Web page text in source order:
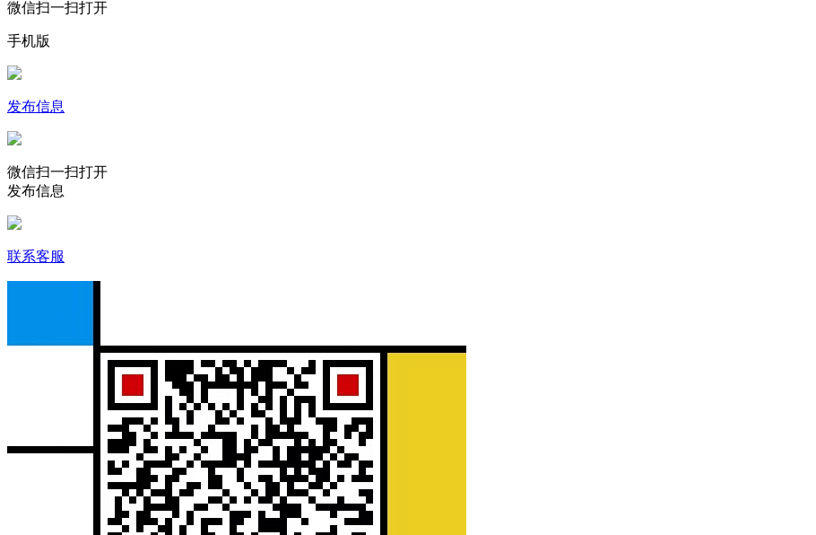
微信扫一扫打开
手机版
发布信息
微信扫一扫打开
发布信息
联系客服